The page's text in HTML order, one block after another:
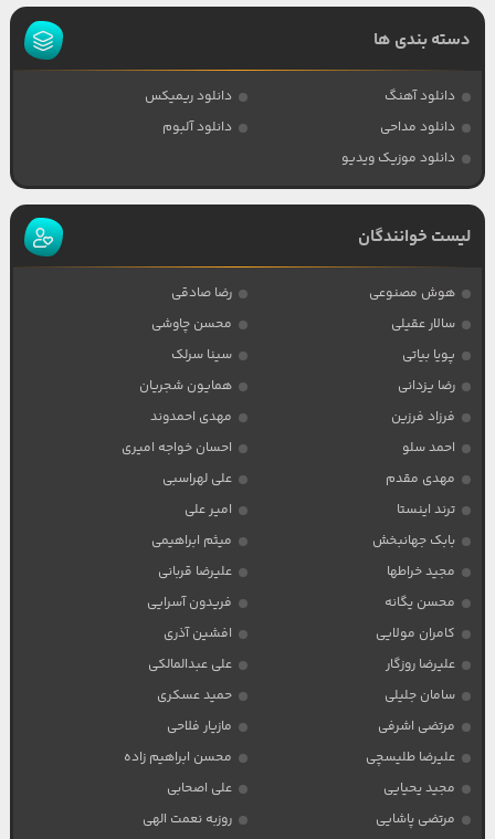
دسته بندی ها
دانلود آهنگ
دانلود ریمیکس
دانلود مداحی
دانلود آلبوم
دانلود موزیک ویدیو
لیست خوانندگان
هوش مصنوعی
رضا صادقی
سالار عقیلی
محسن چاوشی
پویا بیاتی
سینا سرلک
رضا یزدانی
همایون شجریان
فرزاد فرزین
مهدی احمدوند
احمد سلو
احسان خواجه امیری
مهدی مقدم
علی لهراسبی
ترند اینستا
امیر علی
بابک جهانبخش
میثم ابراهیمی
مجید خراطها
علیرضا قربانی
محسن یگانه
فریدون آسرایی
کامران مولایی
افشین آذری
علیرضا روزگار
علی عبدالمالکی
سامان جلیلی
حمید عسکری
مرتضی اشرفی
مازیار فلاحی
علیرضا طلیسچی
محسن ابراهیم زاده
مجید یحیایی
علی اصحابی
مرتضی پاشایی
روزبه نعمت الهی